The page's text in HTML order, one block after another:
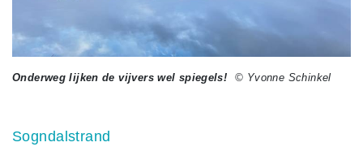
Onderweg lijken de vijvers wel spiegels! © Yvonne Schinkel
Sogndalstrand